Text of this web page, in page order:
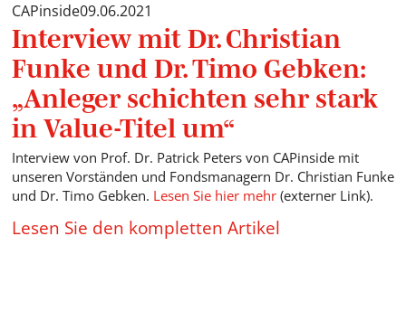
CAPinside09.06.2021
Interview mit Dr. Christian
Funke und Dr. Timo Gebken:
„Anleger schichten sehr stark
in Value-Titel um“
Interview von Prof. Dr. Patrick Peters von CAPinside mit
unseren Vorständen und Fondsmanagern Dr. Christian Funke
und Dr. Timo Gebken. Lesen Sie hier mehr (externer Link).
Lesen Sie den kompletten Artikel